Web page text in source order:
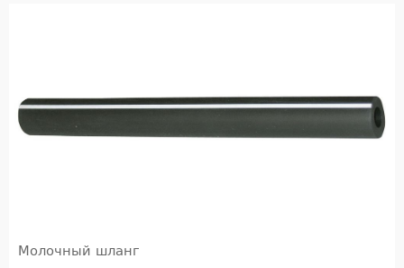
Молочный шланг